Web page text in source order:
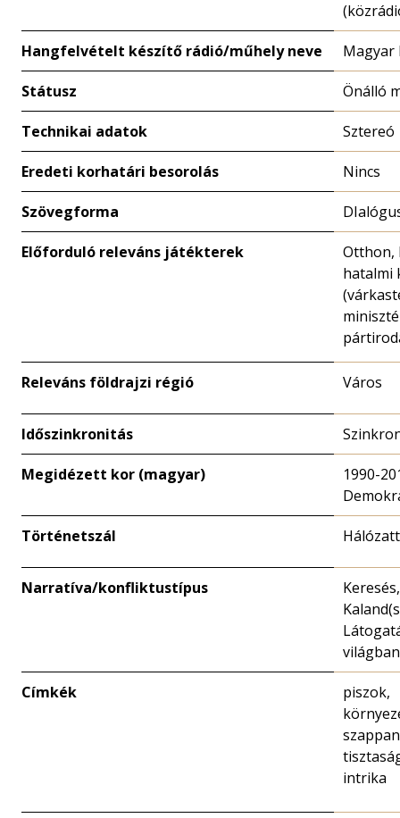
Hangfelvételt készítő rádió/műhely neve Magyar
Státusz Önálló
Technikai adatok Sztereó
Eredeti korhatári besorolás Nincs
Szövegforma
Előforduló releváns játékterek
Otthon,
hatalmi
Releváns földrajzi régió Város
Időszinkronitás
Megidézett kor (magyar)
1990-
Történetszál
Narratíva/konfliktustípus
Címkék
piszok,
intrika